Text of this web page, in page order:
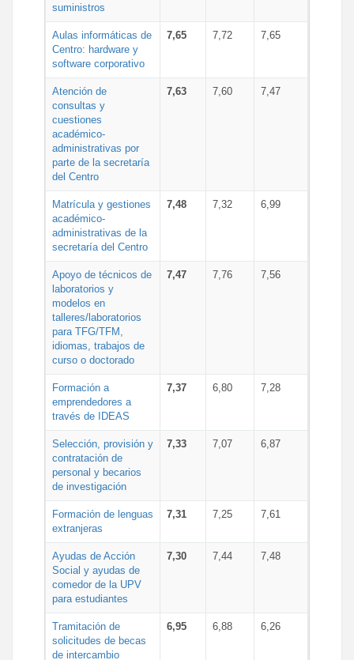
suministros
Aulas informáticas de
Centro: hardware y
software corporativo
7,65 7,72 7,65
Atención de
consultas y
cuestiones
académico-
administrativas por
parte de la secretaría
del Centro
7,63 7,60 7,47
Matrícula y gestiones
académico-
administrativas de la
secretaría del Centro
7,48 7,32 6,99
Apoyo de técnicos de
laboratorios y
modelos en
talleres/laboratorios
para TFG/TFM,
idiomas, trabajos de
curso o doctorado
7,47 7,76 7,56
Formación a
emprendedores a
través de IDEAS
7,37 6,80 7,28
Selección, provisión y
contratación de
personal y becarios
de investigación
7,33 7,07 6,87
Formación de lenguas
extranjeras
7,31 7,25 7,61
Ayudas de Acción
Social y ayudas de
comedor de la UPV
para estudiantes
7,30 7,44 7,48
Tramitación de
solicitudes de becas
de intercambio
6,95 6,88 6,26